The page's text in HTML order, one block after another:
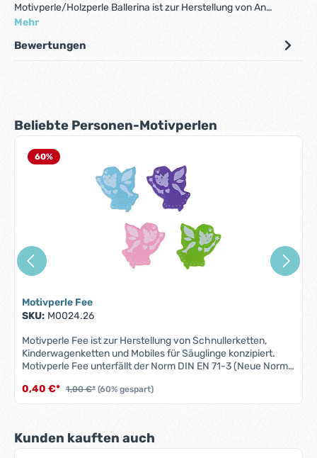
Motivperle/Holzperle Ballerina ist zur Herstellung von An…
Mehr
Bewertungen
Produktgalerie überspringen
Beliebte Personen-Motivperlen
60%
Motivperle Fee
SKU: M0024.26
Motivperle Fee ist zur Herstellung von Schnullerketten,
Kinderwagenketten und Mobiles für Säuglinge konzipiert.
Motivperle Fee unterfällt der Norm DIN EN 71-3 (Neue Norm
schweiß-, speichelfest und farbecht - also für Babys
Münder völlig unbedenklich.Material: Ahornholz Farbe: siehe
FeeBohrung: vertikal, ca. 3 mmHerstellungsland:
Deutschland ACHTUNG: WEGEN VERSCHLUCKBARER
0,40 €* 1,00 €* (60% gespart)
Produktgalerie überspringen
Kunden kauften auch